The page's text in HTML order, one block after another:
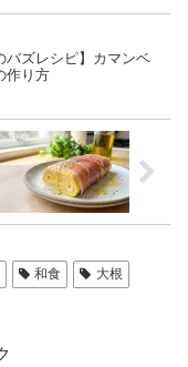
バズレシピ】カマンベ
作り方
和食
大根